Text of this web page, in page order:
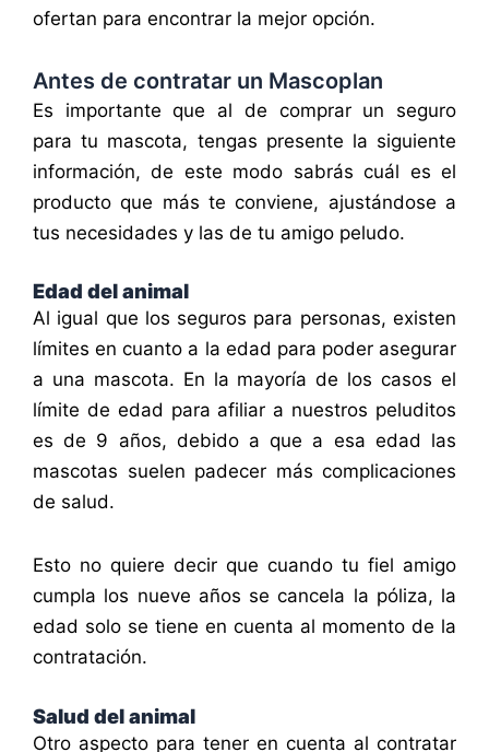
ofertan para encontrar la mejor opción.
Antes de contratar un Mascoplan
Es importante que al de comprar un seguro
para tu mascota, tengas presente la siguiente
información, de este modo sabrás cuál es el
producto que más te conviene, ajustándose a
tus necesidades y las de tu amigo peludo.
Edad del animal
Al igual que los seguros para personas, existen
límites en cuanto a la edad para poder asegurar
a una mascota. En la mayoría de los casos el
límite de edad para afiliar a nuestros peluditos
es de 9 años, debido a que a esa edad las
mascotas suelen padecer más complicaciones
de salud.
Esto no quiere decir que cuando tu fiel amigo
cumpla los nueve años se cancela la póliza, la
edad solo se tiene en cuenta al momento de la
contratación.
Salud del animal
Otro aspecto para tener en cuenta al contratar